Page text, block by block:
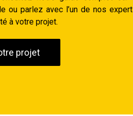
ou parlez avec l’un de nos
à votre projet.
projet